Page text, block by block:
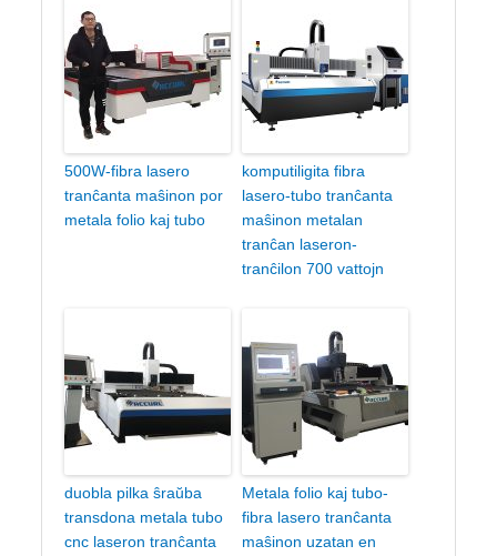
500W-fibra lasero
tranĉanta maŝinon por
metala folio kaj tubo
komputiligita fibra
lasero-tubo tranĉanta
maŝinon metalan
tranĉan laseron-
tranĉilon 700 vattojn
duobla pilka ŝraŭba
transdona metala tubo
cnc laseron tranĉanta
Metala folio kaj tubo-
fibra lasero tranĉanta
maŝinon uzatan en